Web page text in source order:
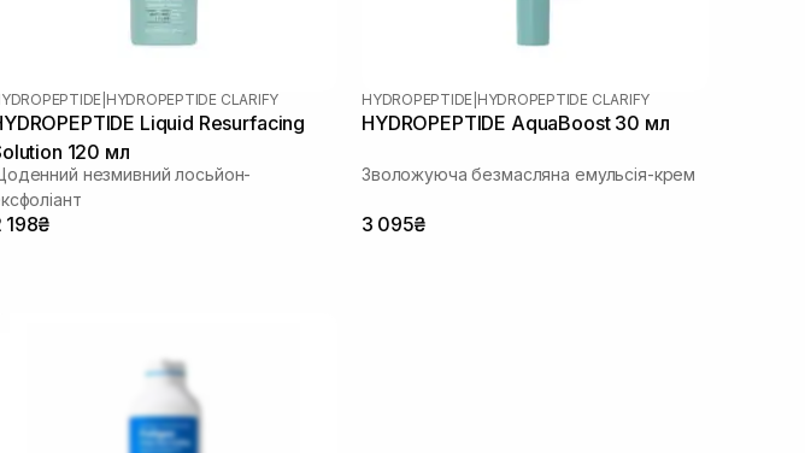
HYDROPEPTIDE CLARIFY
Liquid Resurfacing
120 мл
незмивний лосьйон-
198₴
HYDROPEPTIDE HYDROPEPTIDE CLARIFY
HYDROPEPTIDE AquaBoost 30 мл
Зволожуюча безмасляна емульсія-крем
3 095₴